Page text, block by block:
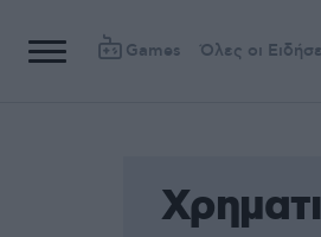
Games Όλες οι